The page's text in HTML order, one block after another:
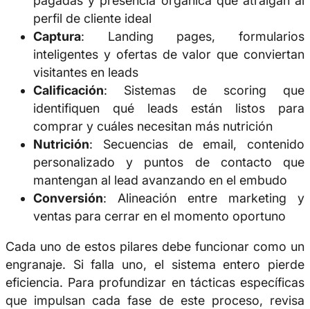
perfil de cliente ideal
Captura: Landing pages, formularios
inteligentes y ofertas de valor que conviertan
visitantes en leads
Calificación: Sistemas de scoring que
identifiquen qué leads están listos para
comprar y cuáles necesitan más nutrición
Nutrición: Secuencias de email, contenido
personalizado y puntos de contacto que
mantengan al lead avanzando en el embudo
Conversión: Alineación entre marketing y
ventas para cerrar en el momento oportuno
Cada uno de estos pilares debe funcionar como un
engranaje. Si falla uno, el sistema entero pierde
eficiencia. Para profundizar en tácticas específicas
que impulsan cada fase de este proceso, revisa